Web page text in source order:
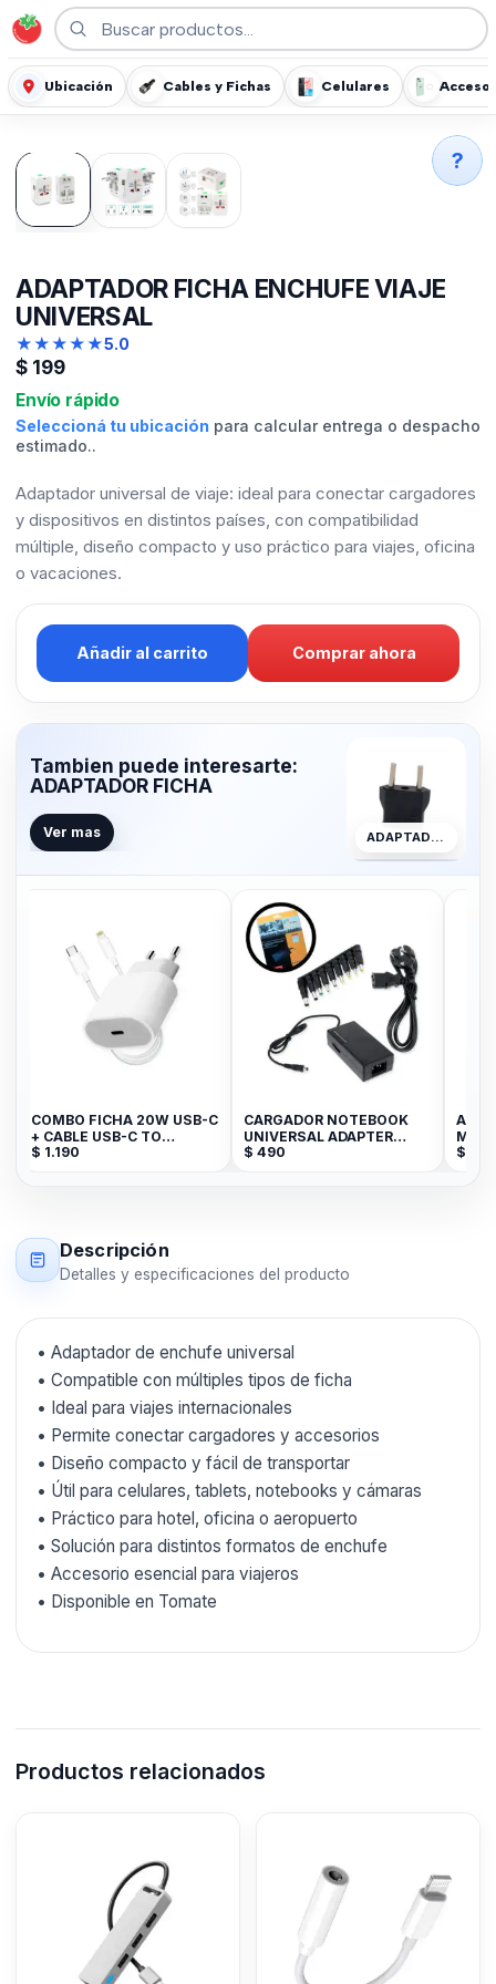
Ubicación Cables y Fichas Celulares
ADAPTADOR FICHA ENCHUFE VIAJE
UNIVERSAL
★★★★★5.0
$ 199
Envío rápido
Seleccioná tu ubicación para calcular entrega o despacho
estimado..
Adaptador universal de viaje: ideal para conectar cargadores
y dispositivos en distintos países, con compatibilidad
múltiple, diseño compacto y uso práctico para viajes, oficina
o vacaciones.
Añadir al carrito Comprar ahora
Tambien puede interesarte:
ADAPTADOR FICHA
Ver mas ADAPTADOR FICHA
COMBO FICHA 20W USB-C
+ CABLE USB-C TO
LIGHTNING - TOMATE
$ 1.190
CARGADOR NOTEBOOK
UNIVERSAL ADAPTER
AC/DC 8 FIL SY-96W
$ 490
$
Descripción
Detalles y especificaciones del producto
• Adaptador de enchufe universal
• Compatible con múltiples tipos de ficha
• Ideal para viajes internacionales
• Permite conectar cargadores y accesorios
• Diseño compacto y fácil de transportar
• Útil para celulares, tablets, notebooks y cámaras
• Práctico para hotel, oficina o aeropuerto
• Solución para distintos formatos de enchufe
• Accesorio esencial para viajeros
• Disponible en Tomate
Productos relacionados
?